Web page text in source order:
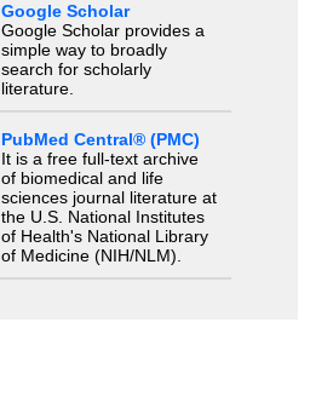
Google Scholar
Google Scholar provides a
simple way to broadly
search for scholarly
literature.
PubMed Central® (PMC)
It is a free full-text archive
of biomedical and life
sciences journal literature at
the U.S. National Institutes
of Health's National Library
of Medicine (NIH/NLM).